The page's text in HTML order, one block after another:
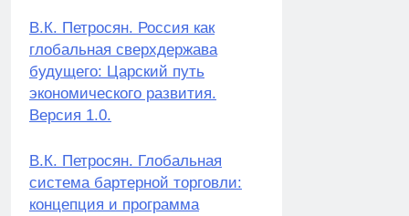
В.К. Петросян. Россия как
глобальная сверхдержава
будущего: Царский путь
экономического развития.
Версия 1.0.
В.К. Петросян. Глобальная
система бартерной торговли:
концепция и программа